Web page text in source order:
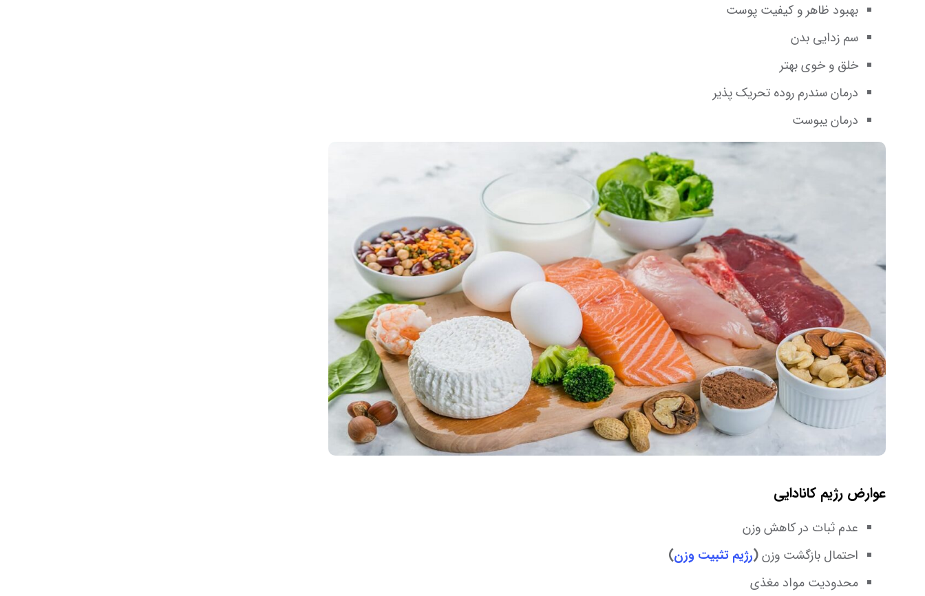
بهبود ظاهر و کیفیت پوست
سم زدایی بدن
خلق و خوی بهتر
درمان سندرم روده تحریک پذیر
درمان یبوست
عوارض رژیم کانادایی
عدم ثبات در کاهش وزن
احتمال بازگشت وزن(رژیم تثبیت وزن)
محدودیت مواد مغذی